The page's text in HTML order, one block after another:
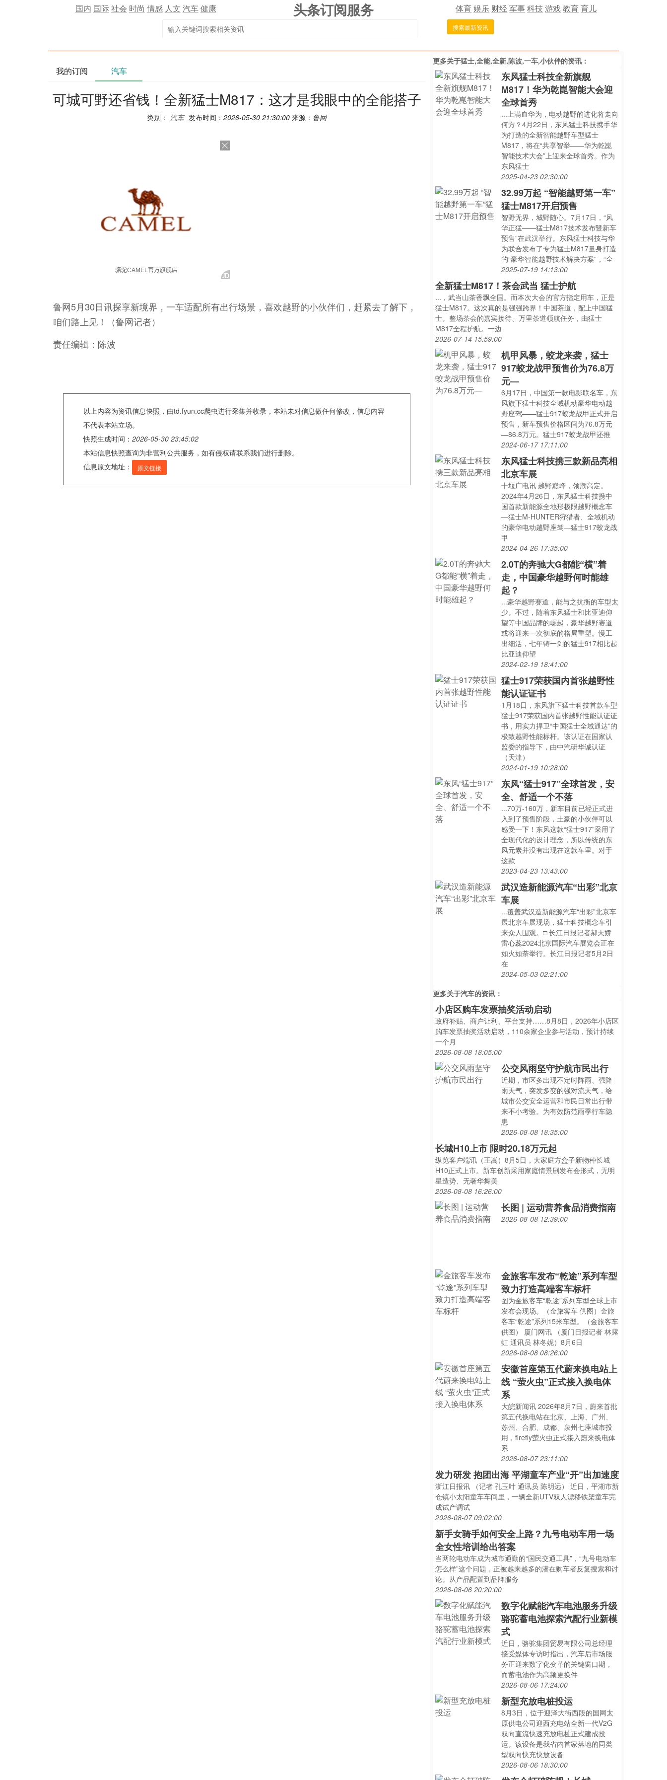
国内 国际社会 时尚 情感 人文 汽车健康 头条订阅服务 体育娱乐 财经军事科技游戏教育育儿
搜索最新资讯
我的订阅 汽车
可城可野还省钱！全新猛士M817：这才是我眼中的全能搭子
类别： 汽车 发布时间： 2026-05-30 21:30:00 来源： 鲁网
鲁网5月30日讯探享新境界，一车适配所有出行场景，喜欢越野的小伙伴们，赶紧去了解下，
咱们路上见！（鲁网记者）
责任编辑：陈波
以上内容为资讯信息快照，由td.fyun.cc爬虫进行采集并收录，本站未对信息做任何修改，信息内容
不代表本站立场。
快照生成时间： 2026-05-30 23:45:02
本站信息快照查询为非营利公共服务，如有侵权请联系我们进行删除。
信息原文地址：
原文链接
更多关于猛士,全能,全新,陈波,一车,小伙伴的资讯：
东风猛士科技全新旗舰
M817！华为乾崑智能大会迎
全球首秀
...上满血华为，电动越野的进化将走向
何方？4月22日，东风猛士科技携手华
为打造的全新智能越野车型猛士
M817，将在“共享智举——华为乾崑
智能技术大会”上迎来全球首秀。作为
东风猛士
2025-04-23 02:30:00
32.99万起 “智能越野第一车”
猛士M817开启预售
智野无界，城野随心。7月17日，“风
华正猛——猛士M817技术发布暨新车
预售”在武汉举行。东风猛士科技与华
为联合发布了专为猛士M817量身打造
的“豪华智能越野技术解决方案”，“全
2025-07-19 14:13:00
全新猛士M817！茶会武当 猛士护航
...，武当山茶香飘全国。而本次大会的官方指定用车，正是
猛士M817。这次真的是强强跨界！中国茶道，配上中国猛
士。整场茶会的嘉宾接待、万里茶道领航任务，由猛士
M817全程护航。一边
2026-07-14 15:59:00
机甲风暴，蛟龙来袭，猛士
917蛟龙战甲预售价为76.8万
元—
6月17日，中国第一款电影联名车，东
风旗下猛士科技全域机动豪华电动越
野座驾——猛士917蛟龙战甲正式开启
预售，新车预售价格区间为76.8万元
—86.8万元。猛士917蛟龙战甲还推
2024-06-17 17:11:00
东风猛士科技携三款新品亮相
北京车展
十堰广电讯 越野巅峰，领潮高定。
2024年4月26日，东风猛士科技携中
国首款新能源全地形极限越野概念车
—猛士M-HUNTER狩猎者、全域机动
的豪华电动越野座驾—猛士917蛟龙战
甲
2024-04-26 17:35:00
2.0T的奔驰大G都能“横”着
走，中国豪华越野何时能雄
起？
...豪华越野赛道，能与之抗衡的车型太
少。不过，随着东风猛士和比亚迪仰
望等中国品牌的崛起，豪华越野赛道
或将迎来一次彻底的格局重塑。慢工
出细活，七年铸一剑的猛士917相比起
比亚迪仰望
2024-02-19 18:41:00
猛士917荣获国内首张越野性
能认证证书
1月18日，东风旗下猛士科技首款车型
猛士917荣获国内首张越野性能认证证
书，用实力捍卫“中国猛士全域通达”的
极致越野性能标杆。该认证在国家认
监委的指导下，由中汽研华诚认证
（天津）
2024-01-19 10:28:00
东风“猛士917”全球首发，安
全、舒适一个不落
...70万-160万，新车目前已经正式进
入到了预售阶段，土豪的小伙伴可以
感受一下！东风这款“猛士917”采用了
全现代化的设计理念，所以传统的东
风元素并没有出现在这款车里。对于
这款
2023-04-23 13:43:00
武汉造新能源汽车“出彩”北京
车展
...覆盖武汉造新能源汽车“出彩”北京车
展北京车展现场，猛士科技概念车引
来众人围观。□ 长江日报记者郝天娇
雷心蕊2024北京国际汽车展览会正在
如火如荼举行。长江日报记者5月2日
在
2024-05-03 02:21:00
更多关于汽车的资讯：
小店区购车发票抽奖活动启动
政府补贴、商户让利、平台支持……8月8日，2026年小店区
购车发票抽奖活动启动，110余家企业参与活动，预计持续
一个月
2026-08-08 18:05:00
公交风雨坚守护航市民出行
近期，市区多出现不定时阵雨、强降
雨天气，突发多变的强对流天气，给
城市公交安全运营和市民日常出行带
来不小考验。为有效防范雨季行车隐
患
2026-08-08 18:35:00
长城H10上市 限时20.18万元起
纵览客户端讯（王嵩）8月5日，大家庭方盒子新物种长城
H10正式上市。新车创新采用家庭情景剧发布会形式，无明
星造势、无奢华舞美
2026-08-08 16:26:00
长图 | 运动营养食品消费指南
2026-08-08 12:39:00
金旅客车发布“乾途”系列车型
致力打造高端客车标杆
图为金旅客车“乾途”系列车型全球上市
发布会现场。（金旅客车 供图）金旅
客车“乾途”系列15米车型。（金旅客车
供图） 厦门网讯 （厦门日报记者 林露
虹 通讯员 林冬妮）8月6日
2026-08-08 08:26:00
安徽首座第五代蔚来换电站上
线 “萤火虫”正式接入换电体
系
大皖新闻讯 2026年8月7日，蔚来首批
第五代换电站在北京、上海、广州、
苏州、合肥、成都、泉州七座城市投
用，firefly萤火虫正式接入蔚来换电体
系
2026-08-07 23:11:00
发力研发 抱团出海 平湖童车产业“开”出加速度
浙江日报讯 （记者 孔玉叶 通讯员 陈明远） 近日，平湖市新
仓镇小太阳童车车间里，一辆全新UTV双人漂移铁架童车完
成试产调试
2026-08-07 09:02:00
新手女骑手如何安全上路？九号电动车用一场
全女性培训给出答案
当两轮电动车成为城市通勤的“国民交通工具”，“九号电动车
怎么样”这个问题，正被越来越多的潜在购车者反复搜索和讨
论。从产品配置到品牌服务
2026-08-06 20:20:00
数字化赋能汽车电池服务升级
骆驼蓄电池探索汽配行业新模
式
近日，骆驼集团贸易有限公司总经理
接受媒体专访时指出，汽车后市场服
务正迎来数字化变革的关键窗口期，
而蓄电池作为高频更换件
2026-08-06 17:24:00
新型充放电桩投运
8月3日，位于迎泽大街西段的国网太
原供电公司迎西充电站全新一代V2G
双向直流快速充放电桩正式建成投
运。该设备是我省内首家落地的同类
型双向快充快放设备
2026-08-06 18:30:00